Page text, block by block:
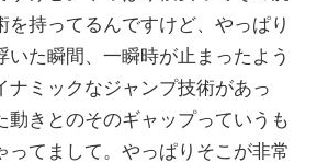
を持ってるんですけど、やっぱり
いた瞬間、一瞬時が止まったよう
ナミックなジャンプ技術があっ
動きとのそのギャップっていうも
ってまして。やっぱりそこが非常